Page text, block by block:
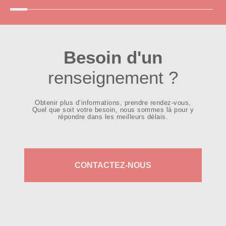
Besoin d'un
renseignement ?
Obtenir plus d’informations, prendre rendez-vous,
Quel que soit votre besoin, nous sommes là pour y
répondre dans les meilleurs délais.
CONTACTEZ-NOUS